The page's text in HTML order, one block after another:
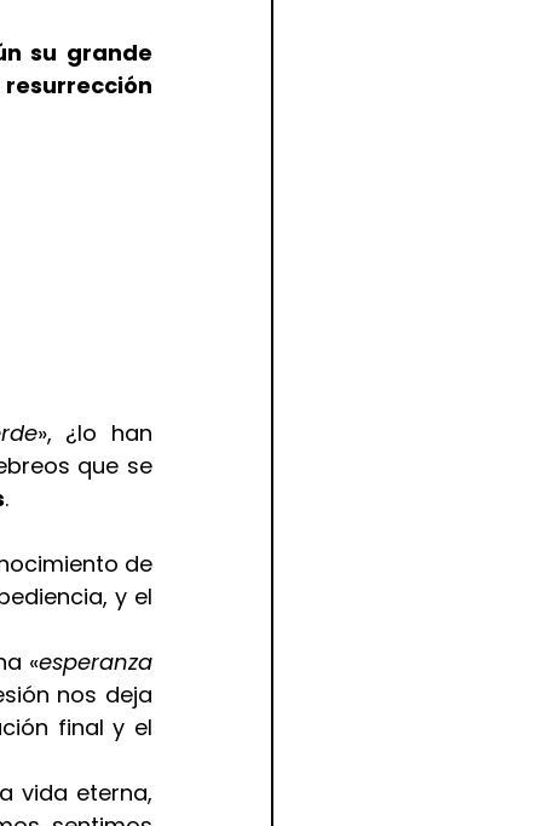
su grande
», ¿lo han
que se
.
de
y el
«esperanza
nos deja
final y el
vida eterna,